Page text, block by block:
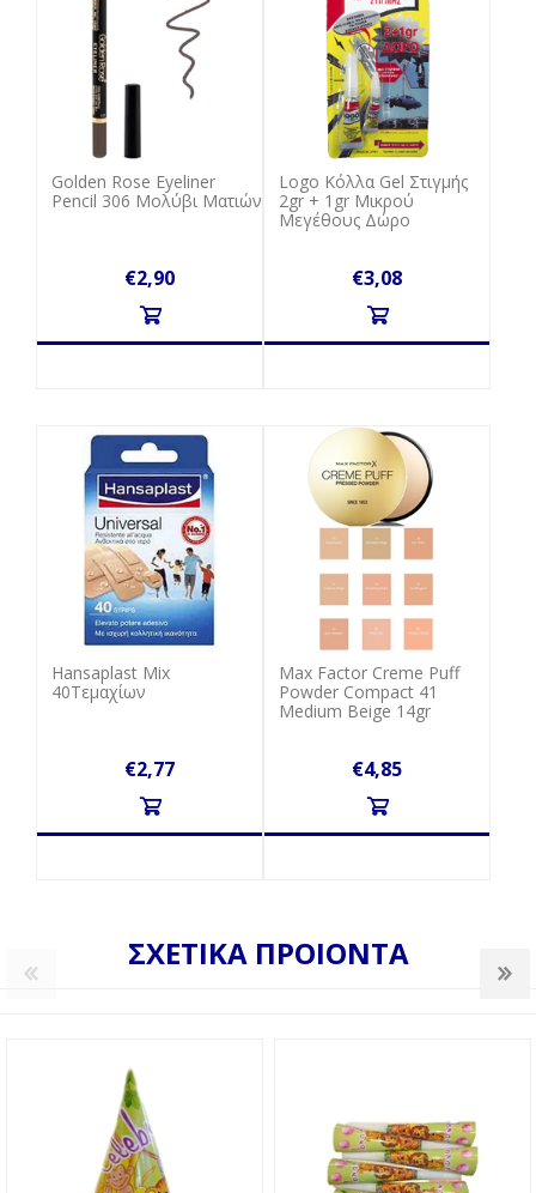
Golden Rose Eyeliner
Pencil 306 Μολύβι Ματιών
€2,90
Logo Κόλλα Gel Στιγμής
2gr + 1gr Μικρού
Μεγέθους Δώρο
€3,08
Hansaplast Mix
40Τεμαχίων
€2,77
Max Factor Creme Puff
Powder Compact 41
Medium Beige 14gr
€4,85
ΣΧΕΤΙΚΑ ΠΡΟΙΟΝΤΑ